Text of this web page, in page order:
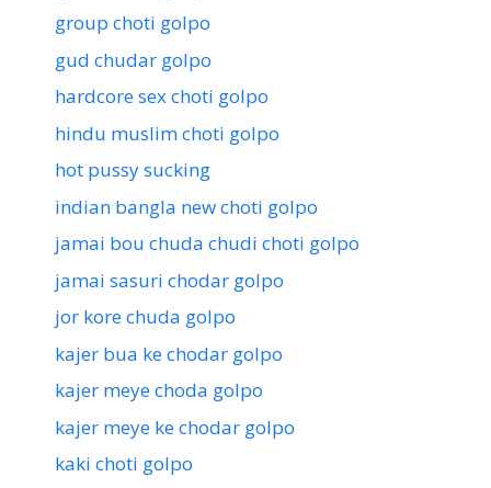
group choti golpo
gud chudar golpo
hardcore sex choti golpo
hindu muslim choti golpo
hot pussy sucking
indian bangla new choti golpo
jamai bou chuda chudi choti golpo
jamai sasuri chodar golpo
jor kore chuda golpo
kajer bua ke chodar golpo
kajer meye choda golpo
kajer meye ke chodar golpo
kaki choti golpo